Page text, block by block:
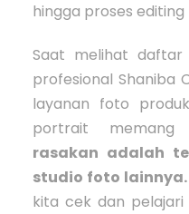
hingga proses editing
Saat melihat
profesional Shaniba
layanan foto
portrait
rasakan adalah
studio foto lainnya.
kita cek dan